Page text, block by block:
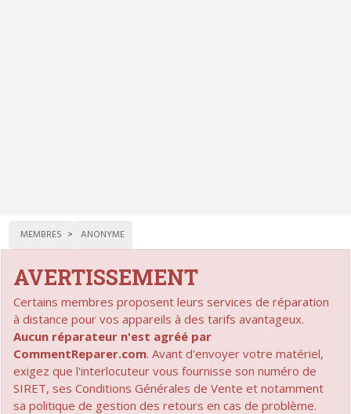
MEMBRES ANONYME
AVERTISSEMENT
Certains membres proposent leurs services de réparation
à distance pour vos appareils à des tarifs avantageux.
Aucun réparateur n'est agréé par
CommentReparer.com. Avant d'envoyer votre matériel,
exigez que l'interlocuteur vous fournisse son numéro de
SIRET, ses Conditions Générales de Vente et notamment
sa politique de gestion des retours en cas de problème.